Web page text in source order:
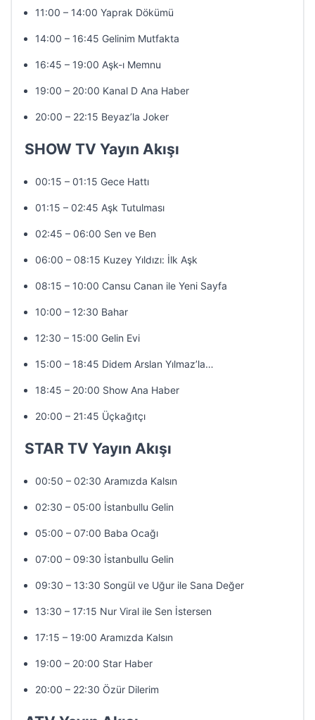
11:00 – 14:00 Yaprak Dökümü
14:00 – 16:45 Gelinim Mutfakta
16:45 – 19:00 Aşk-ı Memnu
19:00 – 20:00 Kanal D Ana Haber
20:00 – 22:15 Beyaz’la Joker
SHOW TV Yayın Akışı
00:15 – 01:15 Gece Hattı
01:15 – 02:45 Aşk Tutulması
02:45 – 06:00 Sen ve Ben
06:00 – 08:15 Kuzey Yıldızı: İlk Aşk
08:15 – 10:00 Cansu Canan ile Yeni Sayfa
10:00 – 12:30 Bahar
12:30 – 15:00 Gelin Evi
15:00 – 18:45 Didem Arslan Yılmaz’la…
18:45 – 20:00 Show Ana Haber
20:00 – 21:45 Üçkağıtçı
STAR TV Yayın Akışı
00:50 – 02:30 Aramızda Kalsın
02:30 – 05:00 İstanbullu Gelin
05:00 – 07:00 Baba Ocağı
07:00 – 09:30 İstanbullu Gelin
09:30 – 13:30 Songül ve Uğur ile Sana Değer
13:30 – 17:15 Nur Viral ile Sen İstersen
17:15 – 19:00 Aramızda Kalsın
19:00 – 20:00 Star Haber
20:00 – 22:30 Özür Dilerim